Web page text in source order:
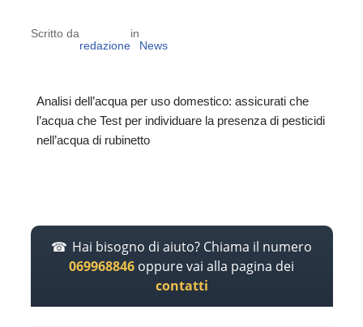
Scritto da
redazione
in
News
Analisi dell’acqua per uso domestico: assicurati che
l’acqua che Test per individuare la presenza di pesticidi
nell’acqua di rubinetto
Hai bisogno di aiuto? Chiama il numero
069968846 oppure vai alla pagina dei
contatti